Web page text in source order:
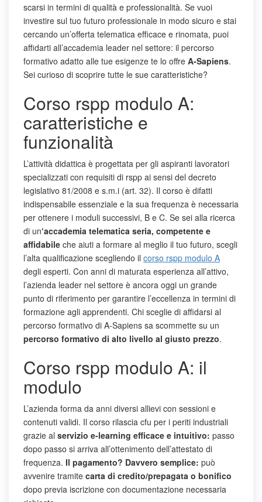
scarsi in termini di qualità e professionalità. Se vuoi
investire sul tuo futuro professionale in modo sicuro e stai
cercando un’offerta telematica efficace e rinomata, puoi
affidarti all’accademia leader nel settore: il percorso
formativo adatto alle tue esigenze te lo offre A-Sapiens.
Sei curioso di scoprire tutte le sue caratteristiche?
Corso rspp modulo A:
caratteristiche e
funzionalità
L’attività didattica è progettata per gli aspiranti lavoratori
specializzati con requisiti di rspp ai sensi del decreto
legislativo 81/2008 e s.m.i (art. 32). Il corso è difatti
indispensabile essenziale e la sua frequenza è necessaria
per ottenere i moduli successivi, B e C. Se sei alla ricerca
di un‘accademia telematica seria, competente e
affidabile che aiuti a formare al meglio il tuo futuro, scegli
l’alta qualificazione scegliendo il corso rspp modulo A
degli esperti. Con anni di maturata esperienza all’attivo,
l’azienda leader nel settore è ancora oggi un grande
punto di riferimento per garantire l’eccellenza in termini di
formazione agli apprendenti. Chi sceglie di affidarsi al
percorso formativo di A-Sapiens sa scommette su un
percorso formativo di alto livello al giusto prezzo.
Corso rspp modulo A: il
modulo
L’azienda forma da anni diversi allievi con sessioni e
contenuti validi. Il corso rilascia cfu per i periti industriali
grazie al servizio e-learning efficace e intuitivo: passo
dopo passo si arriva all’ottenimento dell’attestato di
frequenza. Il pagamento? Davvero semplice: può
avvenire tramite carta di credito/prepagata o bonifico
dopo previa iscrizione con documentazione necessaria